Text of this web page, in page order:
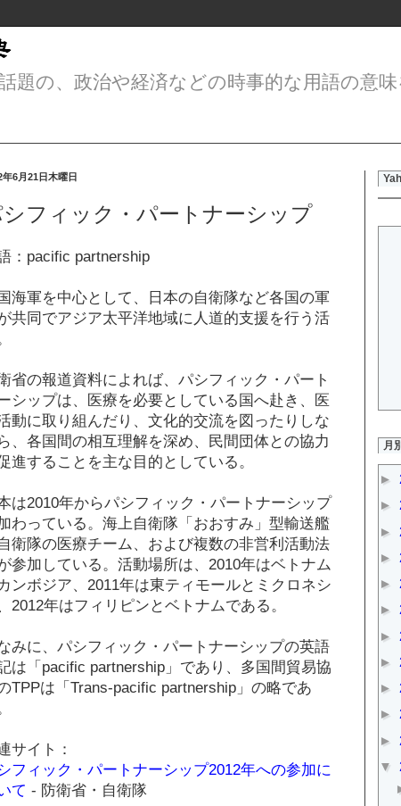
題の、政治や経済などの時事的な用語の意
年6月21日木曜日
フィック・パートナーシップ
：pacific partnership
海軍を中心として、日本の自衛隊など各国の軍
共同でアジア太平洋地域に人道的支援を行う活
省の報道資料によれば、パシフィック・パート
シップは、医療を必要としている国へ赴き、医
動に取り組んだり、文化的交流を図ったりしな
、各国間の相互理解を深め、民間団体との協力
進することを主な目的としている。
は2010年からパシフィック・パートナーシップ
わっている。海上自衛隊「おおすみ」型輸送艦
衛隊の医療チーム、および複数の非営利活動法
参加している。活動場所は、2010年はベトナム
ンボジア、2011年は東ティモールとミクロネシ
2012年はフィリピンとベトナムである。
みに、パシフィック・パートナーシップの英語
は「pacific partnership」であり、多国間貿易協
TPPは「Trans-pacific partnership」の略であ
サイト：
フィック・パートナーシップ2012年への参加に
て - 防衛省・自衛隊
月
►
►
►
►
►
►
►
►
►
►
►
▼